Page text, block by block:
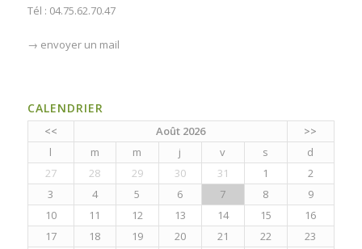
Tél : 04.75.62.70.47
→ envoyer un mail
CALENDRIER
<< Août 2026
>>
l
m m j v s
d
27
28 29 30 31 1
2
3
4 5 6 7 8
9
10
11 12 13 14 15
16
17
18 19 20 21 22
23